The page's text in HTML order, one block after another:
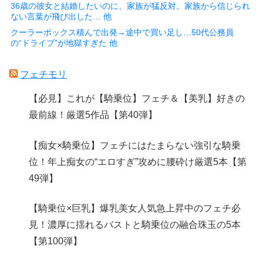
36歳の彼女と結婚したいのに、家族が猛反対。家族から信じられ
ない言葉が飛び出した… 他
クーラーボックス積んで出発→途中で買い足し…50代公務員
の“ドライブ”が地獄すぎた 他
フェチモリ
【必見】これが【騎乗位】フェチ＆【美乳】好きの
最前線！厳選5作品【第40弾】
【痴女×騎乗位】フェチにはたまらない強引な騎乗
位！年上痴女の“エロすぎ”攻めに腰砕け厳選5本【第
49弾】
【騎乗位×巨乳】爆乳美女人気急上昇中のフェチ必
見！濃厚に揺れるバストと騎乗位の融合珠玉の5本
【第100弾】